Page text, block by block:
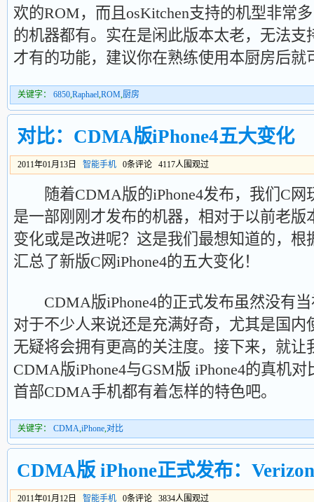
欢的ROM，而且osKitchen支持的机型非常
的机器都有。实在是闲此版本太老，无法支
才有的功能，建议你在熟练使用本厨房后就
关键字： 6850,Raphael,ROM,厨房
对比：CDMA版iPhone4五大变化
2011年01月13日 智能手机 0条评论 4117人围观过
随着CDMA版的iPhone4发布，我们C网
是一部刚刚才发布的机器，相对于以前老版
变化或是改进呢？这是我们最想知道的，根
汇总了新版C网iPhone4的五大变化！
CDMA版iPhone4的正式发布虽然没有当
对于不少人来说还是充满好奇，尤其是国内
无疑将会拥有更高的关注度。接下来，就让
CDMA版iPhone4与GSM版 iPhone4的真机
首部CDMA手机都有着怎样的特色吧。
关键字： CDMA,iPhone,对比
CDMA版 iPhone正式发布：
2011年01月12日 智能手机 0条评论 3834人围观过